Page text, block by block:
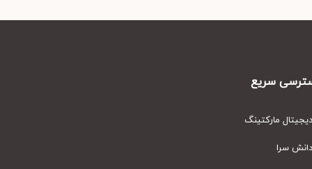
سریع
مارکتینگ
سرا